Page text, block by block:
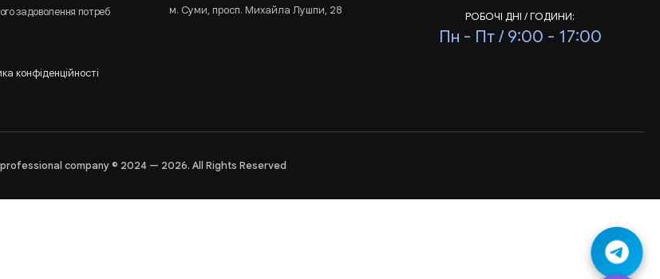
задоволення потреб
конфіденційності
м. Суми, просп. Михайла Лушпи, 28
РОБОЧІ ДНІ / ГОДИНИ:
Пн - Пт / 9:00 - 17:00
professional company © 2024 — 2026. All Rights Reserved